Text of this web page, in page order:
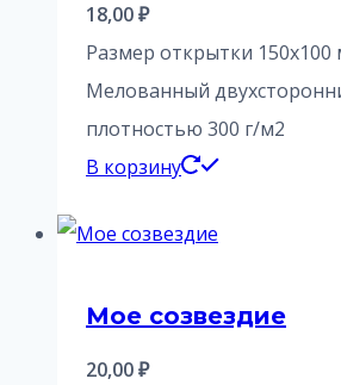
18,00₽
Размер открытки 150х100
Мелованный
плотностью 300 г/м2
В корзину
Мое созвездие
20,00₽